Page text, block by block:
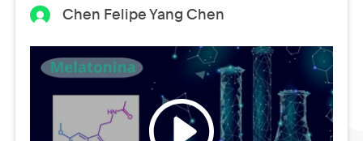
Chen Felipe Yang Chen